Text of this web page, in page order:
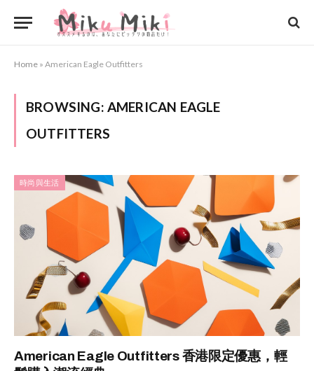
Home » American Eagle Outfitters
BROWSING: AMERICAN EAGLE
OUTFITTERS
時尚與生活
American Eagle Outfitters 香港限定優惠，輕